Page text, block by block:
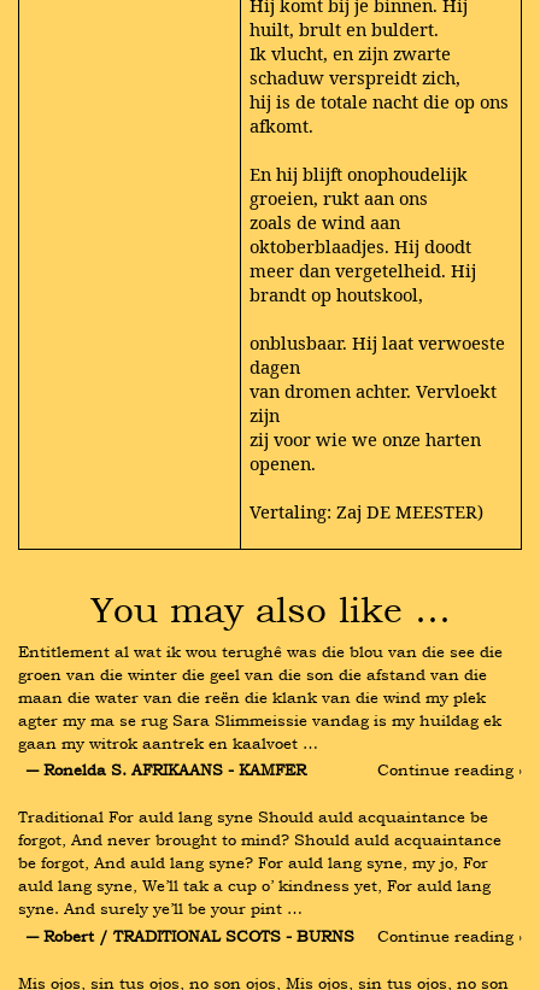
Hij komt bij je binnen. Hij
huilt, brult en buldert.
Ik vlucht, en zijn zwarte
schaduw verspreidt zich,
hij is de totale nacht die op ons
afkomt.
En hij blijft onophoudelijk
groeien, rukt aan ons
zoals de wind aan
oktoberblaadjes. Hij doodt
meer dan vergetelheid. Hij
brandt op houtskool,
onblusbaar. Hij laat verwoeste
dagen
van dromen achter. Vervloekt
zijn
zij voor wie we onze harten
openen.
Vertaling: Zaj DE MEESTER)
You may also like …
Entitlement al wat ik wou terughê was die blou van die see die
groen van die winter die geel van die son die afstand van die
maan die water van die reën die klank van die wind my plek
agter my ma se rug Sara Slimmeissie vandag is my huildag ek
gaan my witrok aantrek en kaalvoet …
― Ronelda S. AFRIKAANS - KAMFER
Continue reading ›
Traditional For auld lang syne Should auld acquaintance be
forgot, And never brought to mind? Should auld acquaintance
be forgot, And auld lang syne? For auld lang syne, my jo, For
auld lang syne, We’ll tak a cup o’ kindness yet, For auld lang
syne. And surely ye’ll be your pint …
― Robert / TRADITIONAL SCOTS - BURNS
Continue reading ›
Mis ojos, sin tus ojos, no son ojos, Mis ojos, sin tus ojos, no son